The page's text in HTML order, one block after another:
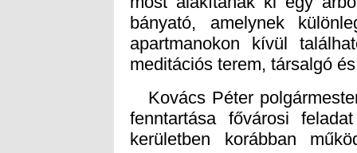
meditációs terem, társalgó
Kovács Péter
fenntartása fővárosi
kerületben korábban
felszámolta. A kerületi